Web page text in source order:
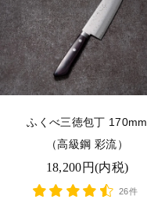
ふくべ三徳包丁 170mm
（高級鋼 彩流）
18,200円(内税)
26件